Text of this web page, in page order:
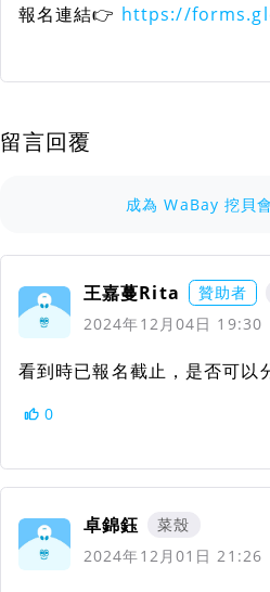
報名連結👉️ https://
留言回覆
成為 WaBay 挖貝
王嘉蔓Rita 贊助者
2024年12月04日 19:30
看到時已報名截止，是否可以
0
卓錦鈺
菜殼
2024年12月01日 21:26